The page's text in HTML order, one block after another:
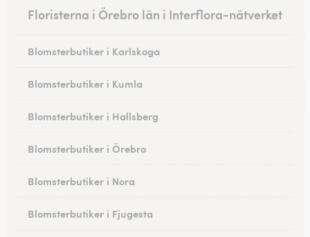
Floristerna i Örebro län i Interflora-nätverket
Blomsterbutiker i Karlskoga
Blomsterbutiker i Kumla
Blomsterbutiker i Hallsberg
Blomsterbutiker i Örebro
Blomsterbutiker i Nora
Blomsterbutiker i Fjugesta